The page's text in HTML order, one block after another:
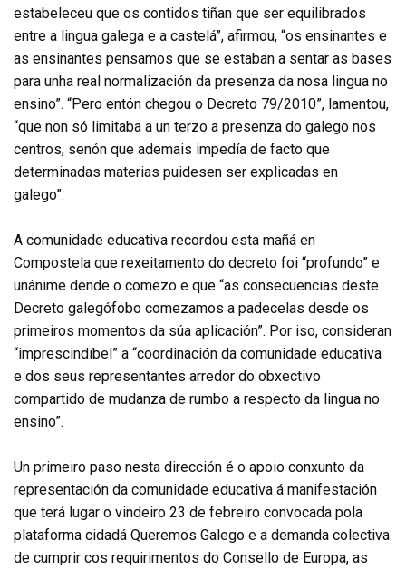
estabeleceu que os contidos tiñan que ser equilibrados
entre a lingua galega e a castelá”, afirmou, “os ensinantes e
as ensinantes pensamos que se estaban a sentar as bases
para unha real normalización da presenza da nosa lingua no
ensino”. “Pero entón chegou o Decreto 79/2010”, lamentou,
“que non só limitaba a un terzo a presenza do galego nos
centros, senón que ademais impedía de facto que
determinadas materias puidesen ser explicadas en
galego”.
A comunidade educativa recordou esta mañá en
Compostela que rexeitamento do decreto foi “profundo” e
unánime dende o comezo e que “as consecuencias deste
Decreto galegófobo comezamos a padecelas desde os
primeiros momentos da súa aplicación”. Por iso, consideran
“imprescindíbel” a “coordinación da comunidade educativa
e dos seus representantes arredor do obxectivo
compartido de mudanza de rumbo a respecto da lingua no
ensino”.
Un primeiro paso nesta dirección é o apoio conxunto da
representación da comunidade educativa á manifestación
que terá lugar o vindeiro 23 de febreiro convocada pola
plataforma cidadá Queremos Galego e a demanda colectiva
de cumprir cos requirimentos do Consello de Europa, as